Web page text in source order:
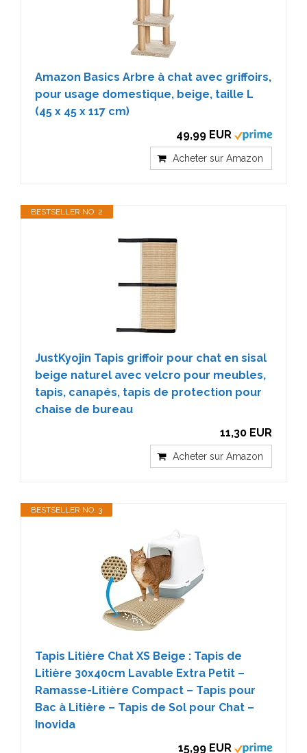
Amazon Basics Arbre à chat avec griffoirs,
pour usage domestique, beige, taille L
(45 x 45 x 117 cm)
49,99 EUR
Acheter sur Amazon
BESTSELLER NO. 2
JustKyojin Tapis griffoir pour chat en sisal
beige naturel avec velcro pour meubles,
tapis, canapés, tapis de protection pour
chaise de bureau
11,30 EUR
Acheter sur Amazon
BESTSELLER NO. 3
Tapis Litière Chat XS Beige : Tapis de
Litière 30x40cm Lavable Extra Petit –
Ramasse-Litière Compact – Tapis pour
Bac à Litière – Tapis de Sol pour Chat –
Inovida
15,99 EUR